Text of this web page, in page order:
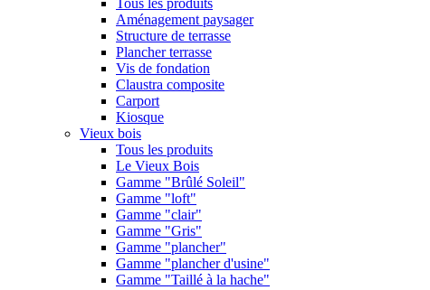
Tous les produits
Aménagement paysager
Structure de terrasse
Plancher terrasse
Vis de fondation
Claustra composite
Carport
Kiosque
Vieux bois
Tous les produits
Le Vieux Bois
Gamme "Brûlé Soleil"
Gamme "loft"
Gamme "clair"
Gamme "Gris"
Gamme "plancher"
Gamme "plancher d'usine"
Gamme "Taillé à la hache"